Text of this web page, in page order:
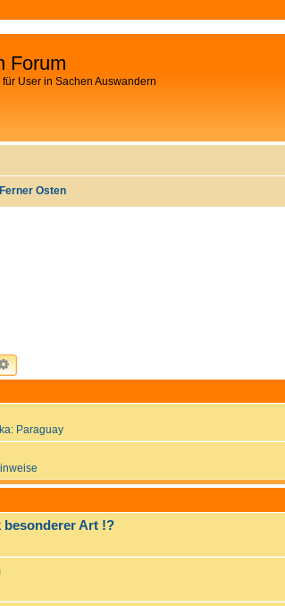
Forum
User in Sachen Auswandern
Ferner Osten
ERWEITERTE SUCHE
Paraguay
Art !?